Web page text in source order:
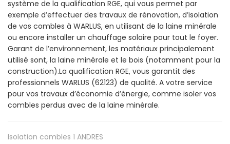
système de la qualification RGE, qui vous permet par
exemple d’effectuer des travaux de rénovation, d’isolation
de vos combles à WARLUS, en utilisant de la laine minérale
ou encore installer un chauffage solaire pour tout le foyer.
Garant de l’environnement, les matériaux principalement
utilisé sont, la laine minérale et le bois (notamment pour la
construction).La qualification RGE, vous garantit des
professionnels WARLUS (62123) de qualité. A votre service
pour vos travaux d’économie d’énergie, comme isoler vos
combles perdus avec de la laine minérale.
Isolation combles 1 ANDRES